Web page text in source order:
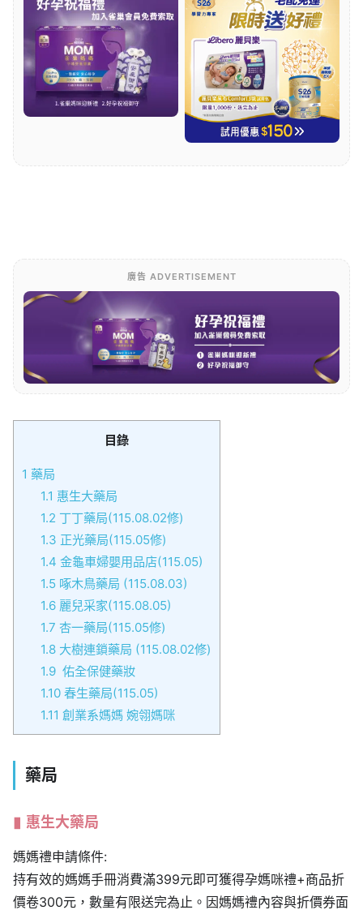
廣告 ADVERTISEMENT
目錄
1 藥局
1.1 惠生大藥局
1.2 丁丁藥局(115.08.02修)
1.3 正光藥局(115.05修)
1.4 金龜車婦嬰用品店(115.05)
1.5啄木鳥藥局 (115.08.03)
1.6麗兒采家(115.08.05)
1.7 杏一藥局(115.05修)
1.8大樹連鎖藥局 (115.08.02修)
1.9佑全保健藥妝
1.10春生藥局(115.05)
1.11 創業系媽媽 婉翎媽咪
藥局
惠生大藥局
媽媽禮申請條件:
持有效的媽媽手冊消費滿399元即可獲得孕媽咪禮+商品折
價卷300元，數量有限送完為止。因媽媽禮內容與折價券面